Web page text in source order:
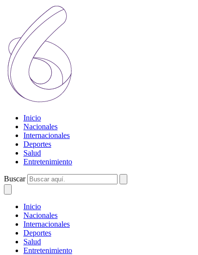
Inicio
Nacionales
Internacionales
Deportes
Salud
Entretenimiento
Buscar
Inicio
Nacionales
Internacionales
Deportes
Salud
Entretenimiento